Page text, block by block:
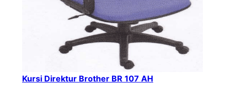
Kursi Direktur Brother BR 107 AH